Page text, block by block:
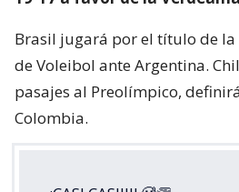
Brasil jugará por el título de la
de Voleibol ante Argentina.
pasajes al Preolímpico,
Colombia.